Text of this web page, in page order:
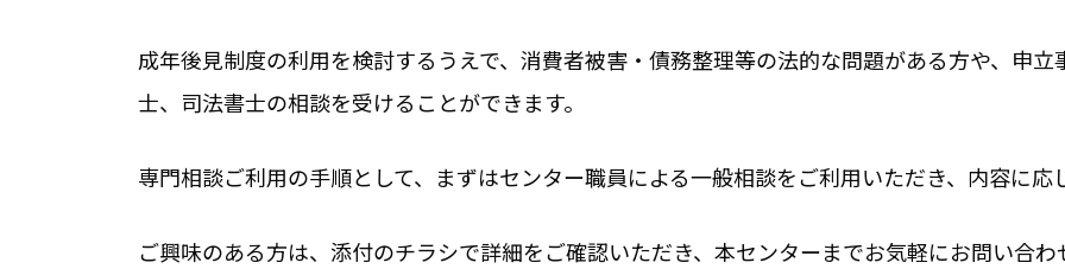
成年後見制度の利用を検討するうえで、消費者被害・債務整理等の法的な問題がある方や、申
士、司法書士の相談を受けることができます。
専門相談ご利用の手順として、まずはセンター職員による一般相談をご利用いただき、内容に
ご興味のある方は、添付のチラシで詳細をご確認いただき、本センターまでお気軽にお問い合わ